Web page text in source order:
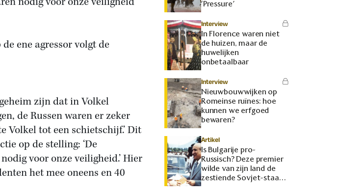
ene agressor volgt de
zijn dat in Volkel
de Russen waren er zeker
Volkel tot een schietschijf.’ Dit
op de stelling: ‘De
voor onze veiligheid.’ Hier
het mee oneens en 40
‘Pressure’
Interview
In Florence waren niet
de huizen, maar de
huwelijken
onbetaalbaar
Interview
Nieuwbouwwijken op
Romeinse ruïnes: hoe
kunnen we erfgoed
bewaren?
Artikel
Is Bulgarije pro-
Russisch? Deze premier
wilde van zijn land de
zestiende Sovjet-staat
maken